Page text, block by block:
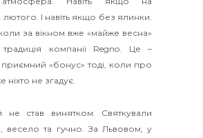
лютого. І навіть якщо без ялинки.
за вікном вже «майже весна»
компанії Regno. Це –
«бонус» тоді, коли про
ніхто не згадує.
не став винятком. Святкували
весело та гучно. За Львовом, у